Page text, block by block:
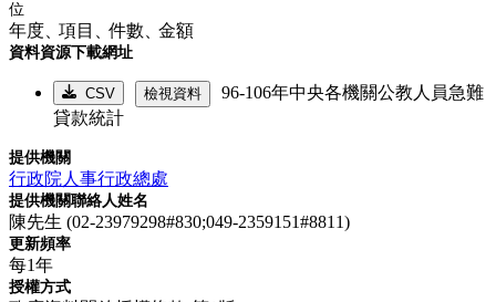
位
年度、項目、件數、金額
資料資源下載網址
CSV 檢視資料
96-106年中央各機關公教人員急難
貸款統計
提供機關
行政院人事行政總處
提供機關聯絡人姓名
陳先生 (02-23979298#830;049-2359151#8811)
更新頻率
每1年
授權方式